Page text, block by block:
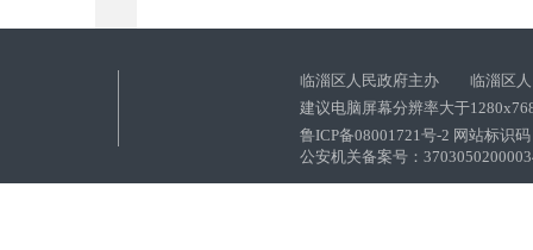
临淄区人民政府主办 临淄区人
建议电脑屏幕分辨率大于
鲁ICP备08001721号-2 网站标识
公安机关备案号：